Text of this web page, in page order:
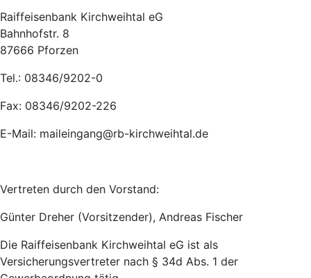
Raiffeisenbank Kirchweihtal eG
Bahnhofstr. 8
87666 Pforzen
Tel.: 08346/9202-0
Fax: 08346/9202-226
E-Mail: maileingang@rb-kirchweihtal.de
Vertreten durch den Vorstand:
Günter Dreher (Vorsitzender), Andreas Fischer
Die Raiffeisenbank Kirchweihtal eG ist als
Versicherungsvertreter nach § 34d Abs. 1 der